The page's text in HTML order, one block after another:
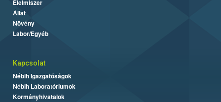
Élelmiszer
Állat
Növény
Labor/Egyéb
Kapcsolat
Nébih Igazgatóságok
Nébih Laboratóriumok
Kormányhivatalok